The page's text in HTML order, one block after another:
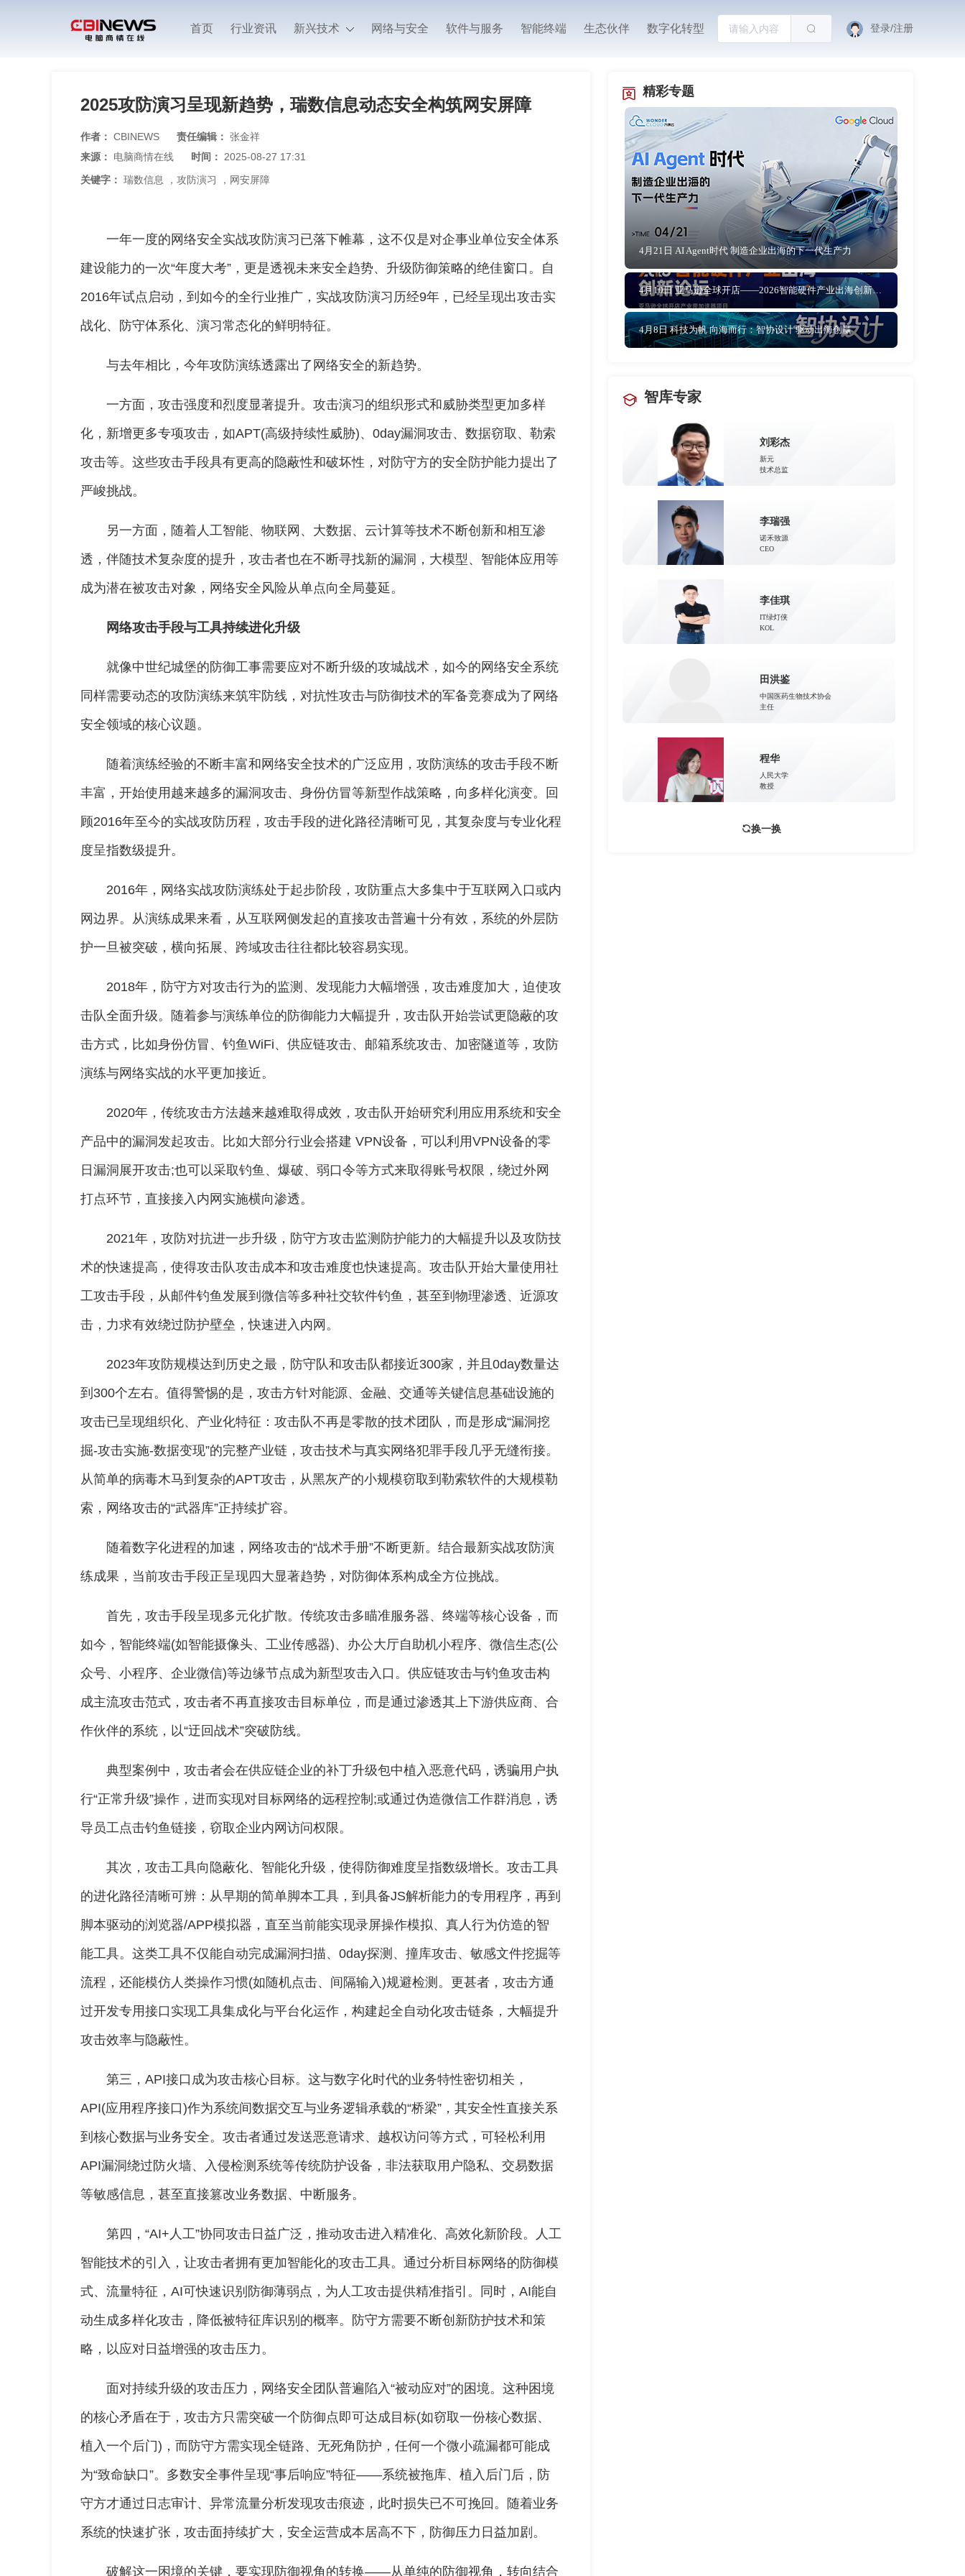
首页 行业资讯 新兴技术 网络与安全 软件与服务 智能终端 生态伙伴 数字化转型 登录/注册
2025攻防演习呈现新趋势，瑞数信息动态安全构筑网安屏障
作者： CBINEWS 责任编辑： 张金祥
来源： 电脑商情在线 时间： 2025-08-27 17:31
关键字： 瑞数信息 ， 攻防演习 ， 网安屏障
一年一度的网络安全实战攻防演习已落下帷幕，这不仅是对企事业单位安全体系
建设能力的一次“年度大考”，更是透视未来安全趋势、升级防御策略的绝佳窗口。自
2016年试点启动，到如今的全行业推广，实战攻防演习历经9年，已经呈现出攻击实
战化、防守体系化、演习常态化的鲜明特征。
与去年相比，今年攻防演练透露出了网络安全的新趋势。
一方面，攻击强度和烈度显著提升。攻击演习的组织形式和威胁类型更加多样
化，新增更多专项攻击，如APT(高级持续性威胁)、0day漏洞攻击、数据窃取、勒索
攻击等。这些攻击手段具有更高的隐蔽性和破坏性，对防守方的安全防护能力提出了
严峻挑战。
另一方面，随着人工智能、物联网、大数据、云计算等技术不断创新和相互渗
透，伴随技术复杂度的提升，攻击者也在不断寻找新的漏洞，大模型、智能体应用等
成为潜在被攻击对象，网络安全风险从单点向全局蔓延。
网络攻击手段与工具持续进化升级
就像中世纪城堡的防御工事需要应对不断升级的攻城战术，如今的网络安全系统
同样需要动态的攻防演练来筑牢防线，对抗性攻击与防御技术的军备竞赛成为了网络
安全领域的核心议题。
随着演练经验的不断丰富和网络安全技术的广泛应用，攻防演练的攻击手段不断
丰富，开始使用越来越多的漏洞攻击、身份仿冒等新型作战策略，向多样化演变。回
顾2016年至今的实战攻防历程，攻击手段的进化路径清晰可见，其复杂度与专业化程
度呈指数级提升。
2016年，网络实战攻防演练处于起步阶段，攻防重点大多集中于互联网入口或内
网边界。从演练成果来看，从互联网侧发起的直接攻击普遍十分有效，系统的外层防
护一旦被突破，横向拓展、跨域攻击往往都比较容易实现。
2018年，防守方对攻击行为的监测、发现能力大幅增强，攻击难度加大，迫使攻
击队全面升级。随着参与演练单位的防御能力大幅提升，攻击队开始尝试更隐蔽的攻
击方式，比如身份仿冒、钓鱼WiFi、供应链攻击、邮箱系统攻击、加密隧道等，攻防
演练与网络实战的水平更加接近。
2020年，传统攻击方法越来越难取得成效，攻击队开始研究利用应用系统和安全
产品中的漏洞发起攻击。比如大部分行业会搭建 VPN设备，可以利用VPN设备的零
日漏洞展开攻击;也可以采取钓鱼、爆破、弱口令等方式来取得账号权限，绕过外网
打点环节，直接接入内网实施横向渗透。
2021年，攻防对抗进一步升级，防守方攻击监测防护能力的大幅提升以及攻防技
术的快速提高，使得攻击队攻击成本和攻击难度也快速提高。攻击队开始大量使用社
工攻击手段，从邮件钓鱼发展到微信等多种社交软件钓鱼，甚至到物理渗透、近源攻
击，力求有效绕过防护壁垒，快速进入内网。
2023年攻防规模达到历史之最，防守队和攻击队都接近300家，并且0day数量达
到300个左右。值得警惕的是，攻击方针对能源、金融、交通等关键信息基础设施的
攻击已呈现组织化、产业化特征：攻击队不再是零散的技术团队，而是形成“漏洞挖
掘-攻击实施-数据变现”的完整产业链，攻击技术与真实网络犯罪手段几乎无缝衔接。
从简单的病毒木马到复杂的APT攻击，从黑灰产的小规模窃取到勒索软件的大规模勒
索，网络攻击的“武器库”正持续扩容。
随着数字化进程的加速，网络攻击的“战术手册”不断更新。结合最新实战攻防演
练成果，当前攻击手段正呈现四大显著趋势，对防御体系构成全方位挑战。
首先，攻击手段呈现多元化扩散。传统攻击多瞄准服务器、终端等核心设备，而
如今，智能终端(如智能摄像头、工业传感器)、办公大厅自助机小程序、微信生态(公
众号、小程序、企业微信)等边缘节点成为新型攻击入口。供应链攻击与钓鱼攻击构
成主流攻击范式，攻击者不再直接攻击目标单位，而是通过渗透其上下游供应商、合
作伙伴的系统，以“迂回战术”突破防线。
典型案例中，攻击者会在供应链企业的补丁升级包中植入恶意代码，诱骗用户执
行“正常升级”操作，进而实现对目标网络的远程控制;或通过伪造微信工作群消息，诱
导员工点击钓鱼链接，窃取企业内网访问权限。
其次，攻击工具向隐蔽化、智能化升级，使得防御难度呈指数级增长。攻击工具
的进化路径清晰可辨：从早期的简单脚本工具，到具备JS解析能力的专用程序，再到
脚本驱动的浏览器/APP模拟器，直至当前能实现录屏操作模拟、真人行为仿造的智
能工具。这类工具不仅能自动完成漏洞扫描、0day探测、撞库攻击、敏感文件挖掘等
流程，还能模仿人类操作习惯(如随机点击、间隔输入)规避检测。更甚者，攻击方通
过开发专用接口实现工具集成化与平台化运作，构建起全自动化攻击链条，大幅提升
攻击效率与隐蔽性。
第三，API接口成为攻击核心目标。这与数字化时代的业务特性密切相关，
API(应用程序接口)作为系统间数据交互与业务逻辑承载的“桥梁”，其安全性直接关系
到核心数据与业务安全。攻击者通过发送恶意请求、越权访问等方式，可轻松利用
API漏洞绕过防火墙、入侵检测系统等传统防护设备，非法获取用户隐私、交易数据
等敏感信息，甚至直接篡改业务数据、中断服务。
第四，“AI+人工”协同攻击日益广泛，推动攻击进入精准化、高效化新阶段。人工
智能技术的引入，让攻击者拥有更加智能化的攻击工具。通过分析目标网络的防御模
式、流量特征，AI可快速识别防御薄弱点，为人工攻击提供精准指引。同时，AI能自
动生成多样化攻击，降低被特征库识别的概率。防守方需要不断创新防护技术和策
略，以应对日益增强的攻击压力。
面对持续升级的攻击压力，网络安全团队普遍陷入“被动应对”的困境。这种困境
的核心矛盾在于，攻击方只需突破一个防御点即可达成目标(如窃取一份核心数据、
植入一个后门)，而防守方需实现全链路、无死角防护，任何一个微小疏漏都可能成
为“致命缺口”。多数安全事件呈现“事后响应”特征——系统被拖库、植入后门后，防
守方才通过日志审计、异常流量分析发现攻击痕迹，此时损失已不可挽回。随着业务
系统的快速扩张，攻击面持续扩大，安全运营成本居高不下，防御压力日益加剧。
破解这一困境的关键，要实现防御视角的转换——从单纯的防御视角，转向结合
精彩专题
4月21日 AI Agent时代 制造企业出海的下一代生产力
4月10日 亚马逊全球开店——2026智能硬件产业出海创新论坛
4月8日 科技为帆 向海而行：智协设计 驱动出海创赢
智库专家
刘彩杰
新元
技术总监
李瑞强
诺禾致源
CEO
李佳琪
IT绿灯侠
KOL
田洪鉴
中国医药生物技术协会
主任
程华
人民大学
教授
换一换